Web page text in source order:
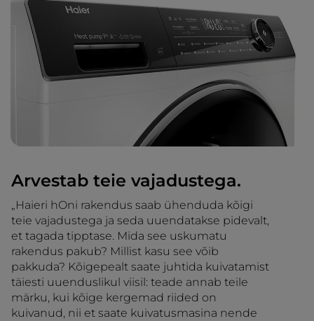
Arvestab teie vajadustega.
„Haieri hOni rakendus saab ühenduda kõigi
teie vajadustega ja seda uuendatakse pidevalt,
et tagada tipptase. Mida see uskumatu
rakendus pakub? Millist kasu see võib
pakkuda? Kõigepealt saate juhtida kuivatamist
täiesti uuenduslikul viisil: teade annab teile
märku, kui kõige kergemad riided on
kuivanud, nii et saate kuivatusmasina nende